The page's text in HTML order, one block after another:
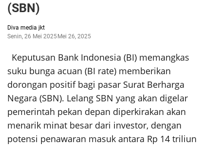
(SBN)
Diva media jkt
Senin, 26 Mei 2025 Mei 26, 2025
Keputusan Bank Indonesia (BI) memangkas
suku bunga acuan (BI rate) memberikan
dorongan positif bagi pasar Surat Berharga
Negara (SBN). Lelang SBN yang akan digelar
pemerintah pekan depan diperkirakan akan
menarik minat besar dari investor, dengan
potensi penawaran masuk antara Rp 14 triliun